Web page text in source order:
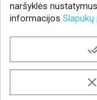
Gaukite
Prenumeruokite
naršyklės
informacijos Slapukų
clear